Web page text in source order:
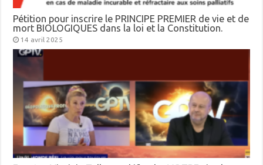
Pétition pour inscrire le PRINCIPE PREMIER de vie et de
mort BIOLOGIQUES dans la loi et la Constitution.
14 avril 2025